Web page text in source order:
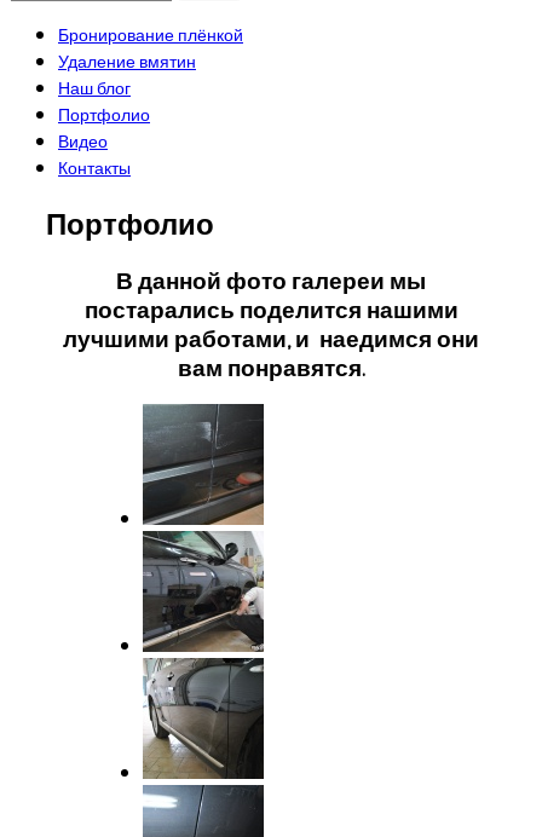
Бронирование плёнкой
Удаление вмятин
Наш блог
Портфолио
Видео
Контакты
Портфолио
В данной фото галереи мы
постарались поделится нашими
лучшими работами, и наедимся они
вам понравятся.